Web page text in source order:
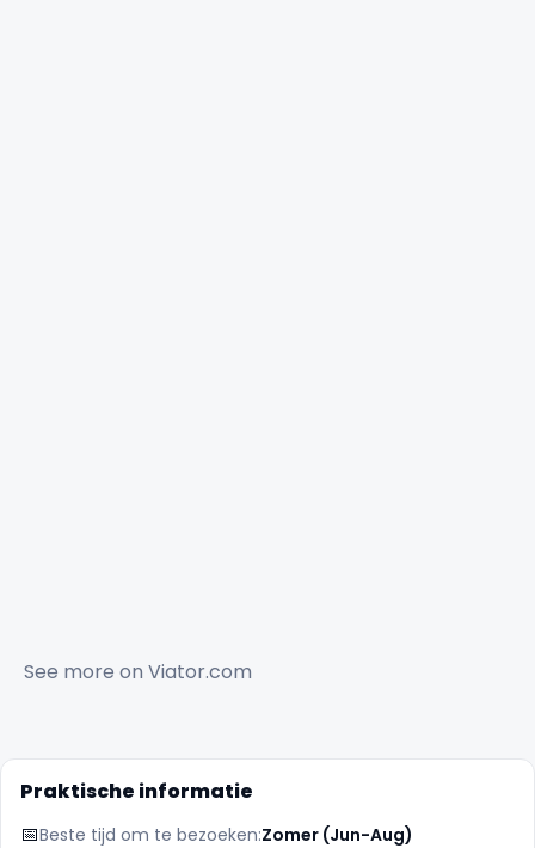
See more on Viator.com
Praktische informatie
📅Beste tijd om te bezoeken:Zomer (Jun-Aug)